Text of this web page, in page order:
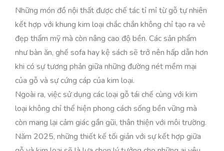
Những món đồ nội thất được chế tác tỉ mỉ từ gỗ tự nhiên
kết hợp với khung kim loại chắc chắn không chỉ tạo ra vẻ
đẹp thẩm mỹ mà còn nâng cao độ bền. Các sản phẩm
như bàn ăn, ghế sofa hay kệ sách sẽ trở nên hấp dẫn hơn
khi có sự tương phản giữa những đường nét mềm mại
của gỗ và sự cứng cáp của kim loại.
Ngoài ra, việc sử dụng các loại gỗ tái chế cùng với kim
loại không chỉ thể hiện phong cách sống bền vững mà
còn mang lại cảm giác gần gũi, thân thiện với môi trường.
Năm 2025, những thiết kế tối giản với sự kết hợp giữa